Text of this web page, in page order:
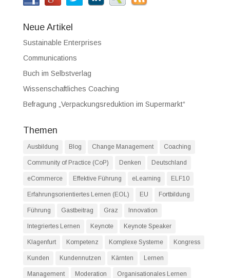
Neue Artikel
Sustainable Enterprises
Communications
Buch im Selbstverlag
Wissenschaftliches Coaching
Befragung „Verpackungsreduktion im Supermarkt“
Themen
Ausbildung Blog Change Management Coaching
Community of Practice (CoP) Denken Deutschland
eCommerce Effektive Führung eLearning ELF10
Erfahrungsorientiertes Lernen (EOL) EU Fortbildung
Führung Gastbeitrag Graz Innovation
Integriertes Lernen Keynote Keynote Speaker
Klagenfurt Kompetenz Komplexe Systeme Kongress
Kunden Kundennutzen Kärnten Lernen
Management Moderation Organisationales Lernen